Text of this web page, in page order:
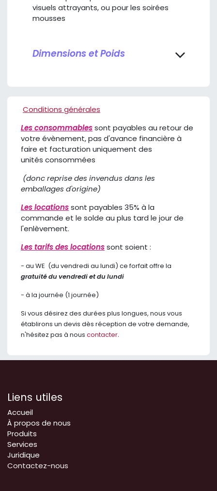
visuels attrayants, ou pour les soirées
mousses
Dimensions et Poids
Conditions générales
Les consommablessont payables au retour de
votre évènement, pas d'avance financière à
faire et facturation uniquement des
unités consommées
(donc reprise des invendus dans les
emballages d'origine)
Les locationssont payables 35% à la
commande et le solde au plus tard le jour de
l'enlèvement.
Les tarifs des locationssont soient :
​- ​au WE (du vendredi au lundi) ce forfait offre la
gratuité du vendredi et du lundi
​- à la journée (1 journée)
Si vous désirez des durées plus longues, nous vous
établirons un devis dès réception de votre demande,
n'hésitez pas à nous contacter.
Liens utiles
Accueil
À propos de nous
Produits
Services
Juridique
Contactez-nous